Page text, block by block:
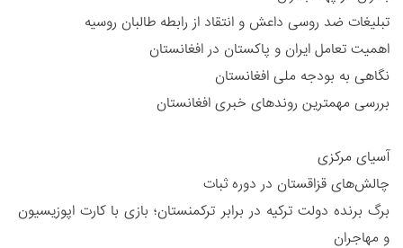
تبلیغات ضد روسی داعش و انتقاد از رابطه طالبان روسیه
اهمیت تعامل ایران و پاکستان در افغانستان
نگاهی به بودجه ملی افغانستان
بررسی مهمترین روندهای خبری افغانستان
آسیای مرکزی
چالش‌های قزاقستان در دوره ثبات
برگ برنده دولت ترکیه در برابر ترکمنستان؛ بازی با کارت اپوزیسیون
و مهاجران